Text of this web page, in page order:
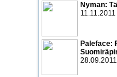
Nyman:
11.11.2011
Paleface:
28.09.2011